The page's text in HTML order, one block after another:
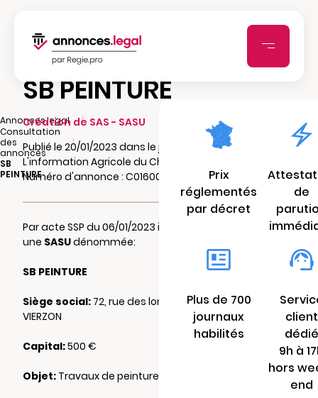
Annonces.legal
|
Consultation
des
annonces
|
SB
PEINTURE
SB PEINTURE
Création de SAS - SASU
Publié le 20/01/2023 dans le journal
L'information Agricole du Cher
Numéro d'annonce : C016000218ziy
Par acte SSP du 06/01/2023 il a été constitué
une SASUdénommée:
SB PEINTURE
Siège social: 72, rue des longueraies 18100
VIERZON
Capital:500 €
Objet: Travaux de peinture
Prix
réglementés
par décret
de
Plus de 700
journaux
habilités
client
dédié
9h à
hors
end